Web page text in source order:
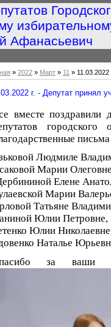
Афанасьевич
» 2022 » Март » 11 »
г. - Депутат принял
вместе
Людмиле
Марии
Елене
Марии
Татьяне
Юлии Петровне,
Юлии
Наталье
за ваши